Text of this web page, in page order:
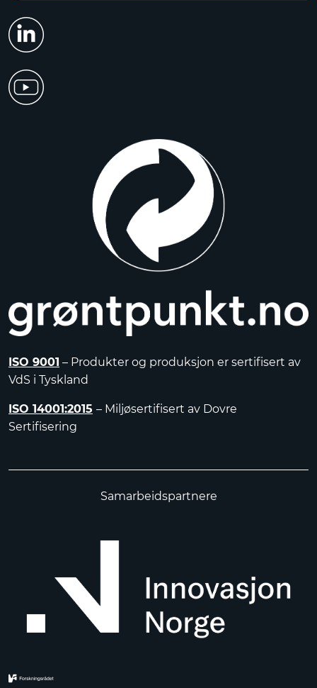
ISO 9001 – Produkter og produksjon er sertifisert av
VdS i Tyskland
ISO 14001:2015 – Miljøsertifisert av Dovre
Sertifisering
Samarbeidspartnere